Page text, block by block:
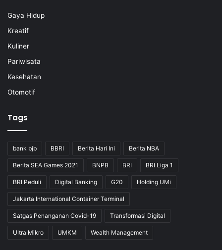
Gaya Hidup
Kreatif
Kuliner
Pariwisata
Kesehatan
Otomotif
Tags
bank bjb BBRI Berita Hari Ini Berita NBA
Berita SEA Games 2021 BNPB BRI BRI Liga 1
BRI Peduli Digital Banking G20 Holding UMi
Jakarta International Container Terminal
Satgas Penanganan Covid-19 Transformasi Digital
Ultra Mikro UMKM Wealth Management